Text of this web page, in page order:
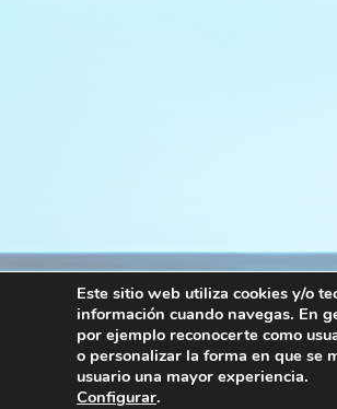
Este sitio web utiliza cookies y/o
información cuando navegas. En
por ejemplo reconocerte como
o personalizar la forma en que se
usuario una mayor experiencia.
Configurar.